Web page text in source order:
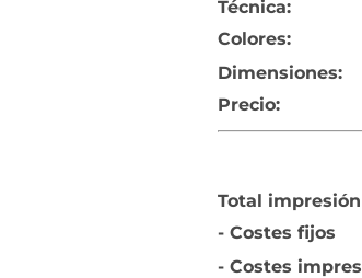
Técnica:
Colores:
Dimensiones:
Precio:
Total impresión
- Costes fijos
- Costes